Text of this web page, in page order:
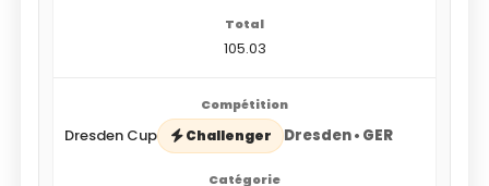
105.03
Dresden Cup Challenger Dresden • GER